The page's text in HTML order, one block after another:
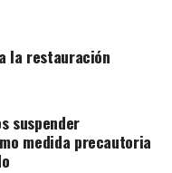
la restauración
suspender
medida precautoria